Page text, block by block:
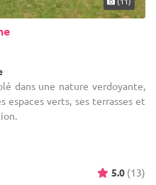
dans une nature verdoyante,
verts, ses terrasses et
5.0 (13)